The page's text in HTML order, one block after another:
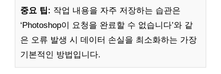
중요 팁: 작업 내용을 자주 저장하는 습관은
‘Photoshop이 요청을 완료할 수 없습니다’와 같
은 오류 발생 시 데이터 손실을 최소화하는 가장
기본적인 방법입니다.